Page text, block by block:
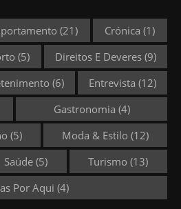
(21) Crónica (1)
(5) Direitos E Deveres(9)
(6) Entrevista (12)
Gastronomia (4)
(5) Moda & Estilo (12)
Saúde(5) Turismo (13)
Por Aqui (4)